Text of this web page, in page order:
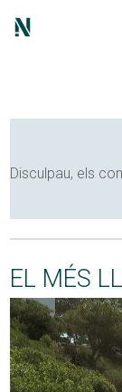
Disculpau, els
EL MÉS